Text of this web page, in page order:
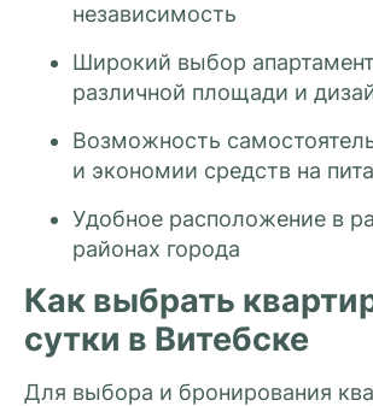
независимость
Широкий выбор
различной площади и
Возможность
и экономии средств на
Удобное расположение в
районах города
Как выбрать
сутки в Витебске
Для выбора и бронирования